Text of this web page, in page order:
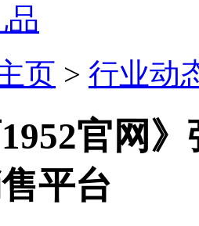
品
页 > 行业动
1952官网
平台